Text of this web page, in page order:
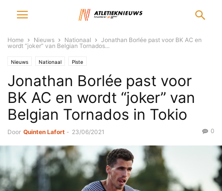
Home Nieuws Nationaal
Jonathan Borlée past voor BK AC en
wordt “joker” van Belgian Tornados...
Nieuws Nationaal Piste
Jonathan Borlée past voor
BK AC en wordt “joker” van
Belgian Tornados in Tokio
Door Quinten Lafort - 23/06/2021 0